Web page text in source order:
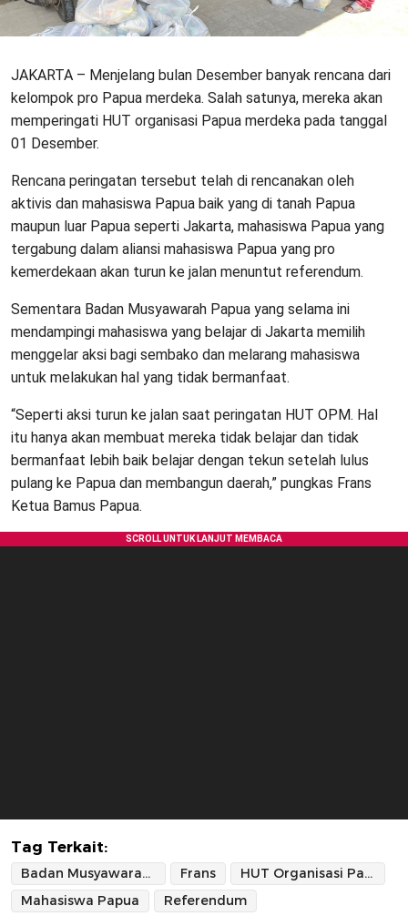
JAKARTA – Menjelang bulan Desember banyak rencana dari
kelompok pro Papua merdeka. Salah satunya, mereka akan
memperingati HUT organisasi Papua merdeka pada tanggal
01 Desember.
Rencana peringatan tersebut telah di rencanakan oleh
aktivis dan mahasiswa Papua baik yang di tanah Papua
maupun luar Papua seperti Jakarta, mahasiswa Papua yang
tergabung dalam aliansi mahasiswa Papua yang pro
kemerdekaan akan turun ke jalan menuntut referendum.
Sementara Badan Musyawarah Papua yang selama ini
mendampingi mahasiswa yang belajar di Jakarta memilih
menggelar aksi bagi sembako dan melarang mahasiswa
untuk melakukan hal yang tidak bermanfaat.
“Seperti aksi turun ke jalan saat peringatan HUT OPM. Hal
itu hanya akan membuat mereka tidak belajar dan tidak
bermanfaat lebih baik belajar dengan tekun setelah lulus
pulang ke Papua dan membangun daerah,” pungkas Frans
Ketua Bamus Papua.
Tag Terkait:
Badan Musyawarah Papua Frans
HUT Organisasi Papua Merdeka
Mahasiswa Papua
Referendum